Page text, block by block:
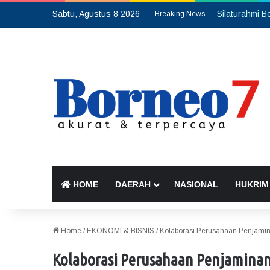
Sabtu, Agustus 8 2026 Breaking News
HOME DAERAH NASIONAL HUKRIM
Home / EKONOMI & BISNIS / Kolaborasi Perusahaan
Kolaborasi Perusahaan